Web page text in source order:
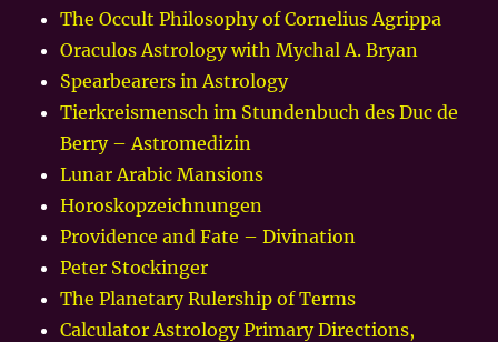
The Occult Philosophy of Cornelius Agrippa
Oraculos Astrology with Mychal A. Bryan
Spearbearers in Astrology
Tierkreismensch im Stundenbuch des Duc de
Berry – Astromedizin
Lunar Arabic Mansions
Horoskopzeichnungen
Providence and Fate – Divination
Peter Stockinger
The Planetary Rulership of Terms
Calculator Astrology Primary Directions,